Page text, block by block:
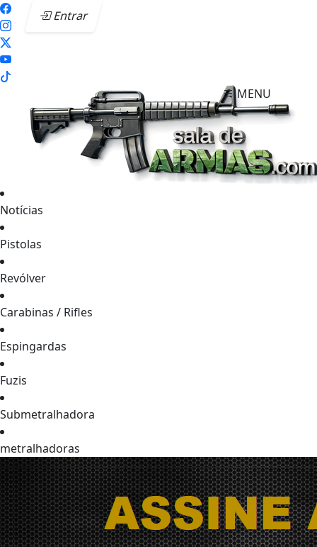
Entrar
MENU
Notícias
Pistolas
Revólver
Carabinas / Rifles
Espingardas
Fuzis
Submetralhadora
metralhadoras